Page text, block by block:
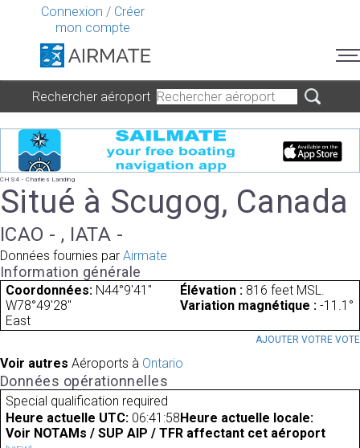
Connexion / Créer
mon compte
Rechercher aéroport
CHS4 - Charlies Landing
Situé à Scugog, Canada
ICAO - , IATA -
Données fournies par Airmate
Information générale
Coordonnées: N44°9'41"
W78°49'28"
Élévation : 816 feet MSL.
Variation magnétique : -11.1°
East
AJOUTER VOTRE VOTE
Voir autres Aéroports à Ontario
Données opérationnelles
Special qualification required
Heure actuelle UTC: 06:41:58 Heure actuelle locale:
Voir NOTAMs / SUP AIP / TFR affectant cet aéroport